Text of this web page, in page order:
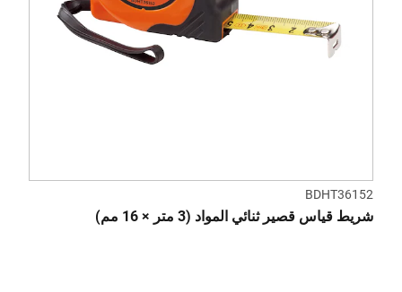
BDHT36152
شريط قياس قصير ثنائي المواد (3 متر × 16 مم)